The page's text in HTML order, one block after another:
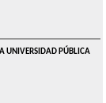
UNIVERSIDAD PÚBLICA